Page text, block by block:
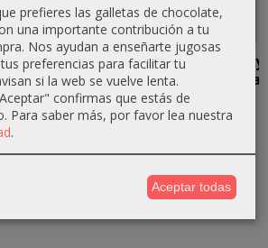
€
€
El Valle
Perdido
40,00 €
Dark Valley
Destiny, la
18,00 €
prefieres las galletas de chocolate,
una importante contribución a tu
Nos ayudan a enseñarte jugosas
preferencias para facilitar tu
si la web se vuelve lenta.
confirmas que estás de
Para saber más, por favor lea nuestra
.
Aceptar todas